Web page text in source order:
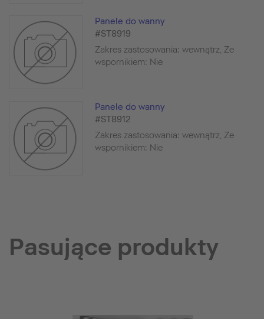
Panele do wanny
#ST8919
Zakres zastosowania: wewnątrz, Ze
wspornikiem: Nie
Panele do wanny
#ST8912
Zakres zastosowania: wewnątrz, Ze
wspornikiem: Nie
Pasujące produkty